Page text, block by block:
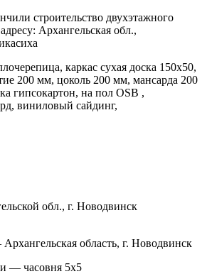
строительство двухэтажного
Архангельская обл.,
каркас сухая доска 150х50,
200 мм, цоколь 200 мм, мансарда 200
гипсокартон, на пол OSB ,
виниловый сайдинг,
обл., г. Новодвинск
область, г. Новодвинск
— часовня 5х5